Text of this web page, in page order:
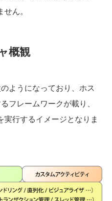
ん。
概観
ようになっており、ホス
フレームワークが載り、
行するイメージとなりま